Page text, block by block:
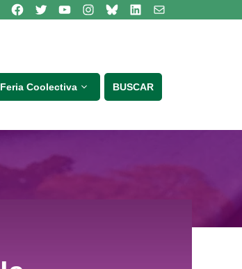
Síguenos en Facebook
Síguenos en TwitterSíguenos en Youtube
Síguenos en Instagram
Bluesky
Síguenos en Linkedincontacto
Feria Coolectiva BUSCAR